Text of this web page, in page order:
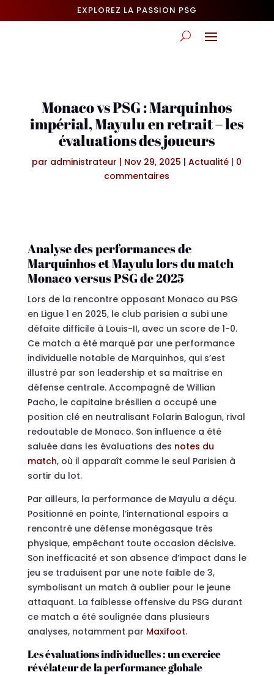
EXPLOREZ LA PASSION PSG
Monaco vs PSG : Marquinhos
impérial, Mayulu en retrait – les
évaluations des joueurs
par administrateur | Nov 29, 2025 |Actualité | 0
commentaires
Analyse des performances de
Marquinhos et Mayulu lors du match
Monaco versus PSG de 2025
Lors de la rencontre opposant Monaco au PSG
en Ligue 1 en 2025, le club parisien a subi une
défaite difficile à Louis-II, avec un score de 1-0.
Ce match a été marqué par une performance
individuelle notable de Marquinhos, qui s’est
illustré par son leadership et sa maîtrise en
défense centrale. Accompagné de Willian
Pacho, le capitaine brésilien a occupé une
position clé en neutralisant Folarin Balogun, rival
redoutable de Monaco. Son influence a été
saluée dans les évaluations des notes du
match, où il apparaît comme le seul Parisien à
sortir du lot.
Par ailleurs, la performance de Mayulu a déçu.
Positionné en pointe, l’international espoirs a
rencontré une défense monégasque très
physique, empêchant toute occasion décisive.
Son inefficacité et son absence d’impact dans le
jeu se traduisent par une note faible de 3,
symbolisant un match à oublier pour le jeune
attaquant. La faiblesse offensive du PSG durant
ce match a été soulignée dans plusieurs
analyses, notamment par Maxifoot.
Les évaluations individuelles : un exercice
révélateur de la performance globale